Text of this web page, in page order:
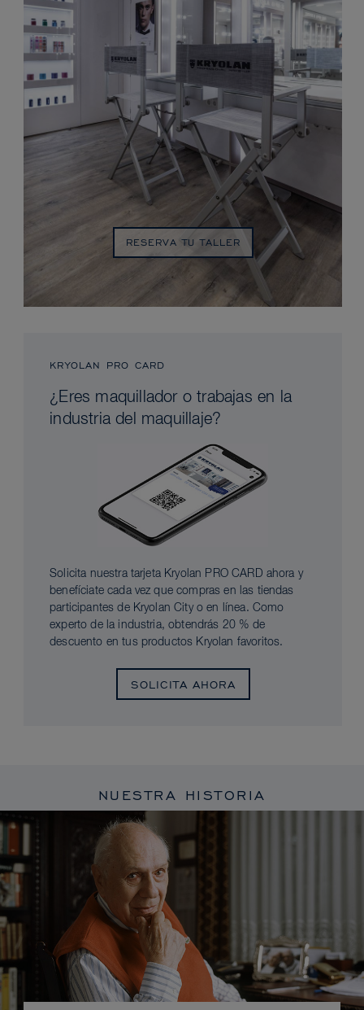
RESERVA TU TALLER
KRYOLAN PRO CARD
¿Eres maquillador o trabajas en la
industria del maquillaje?
Solicita nuestra tarjeta Kryolan PRO CARD ahora y
benefíciate cada vez que compras en las tiendas
participantes de Kryolan City o en línea. Como
experto de la industria, obtendrás 20 % de
descuento en tus productos Kryolan favoritos.
SOLICITA AHORA
NUESTRA HISTORIA